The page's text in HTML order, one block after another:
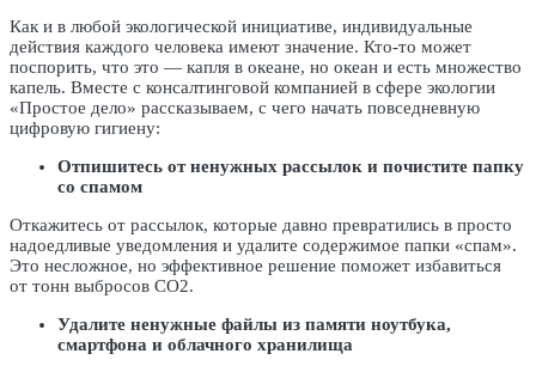
Как и в любой экологической инициативе, индивидуальные
действия каждого человека имеют значение. Кто-то может
поспорить, что это — капля в океане, но океан и есть множество
капель. Вместе с консалтинговой компанией в сфере экологии
«Простое дело» рассказываем, с чего начать повседневную
цифровую гигиену:
Отпишитесь от ненужных рассылок и почистите папку
со спамом
Откажитесь от рассылок, которые давно превратились в просто
надоедливые уведомления и удалите содержимое папки «спам».
Это несложное, но эффективное решение поможет избавиться
от тонн выбросов CO2.
Удалите ненужные файлы из памяти ноутбука,
смартфона и облачного хранилища